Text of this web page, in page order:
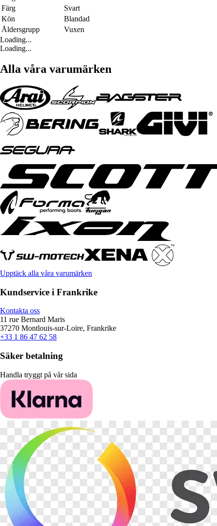
Färg
Svart
Kön
Blandad
Åldersgrupp
Vuxen
Loading...
Loading...
Alla våra varumärken
Upptäck alla våra varumärken
Kundservice i Frankrike
Kontakta oss
11 rue Bernard Maris
37270 Montlouis-sur-Loire, Frankrike
+33 1 86 47 62 58
Säker betalning
Handla tryggt på vår sida